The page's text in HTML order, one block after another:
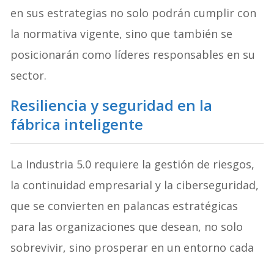
en sus estrategias no solo podrán cumplir con
la normativa vigente, sino que también se
posicionarán como líderes responsables en su
sector.
Resiliencia y seguridad en la
fábrica inteligente
La Industria 5.0 requiere la gestión de riesgos,
la continuidad empresarial y la ciberseguridad,
que se convierten en palancas estratégicas
para las organizaciones que desean, no solo
sobrevivir, sino prosperar en un entorno cada